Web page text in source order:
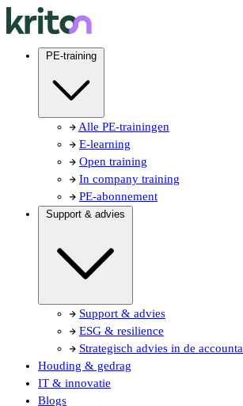
PE-training
Alle PE-trainingen
E-learning
Open training
In company training
PE-abonnement
Support & advies
Support & advies
ESG & resilience
Strategisch advies in de
Houding & gedrag
IT & innovatie
Blogs